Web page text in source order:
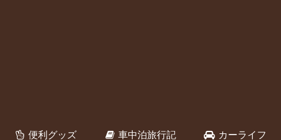
便利グッズ 車中泊旅行記 カーライフ